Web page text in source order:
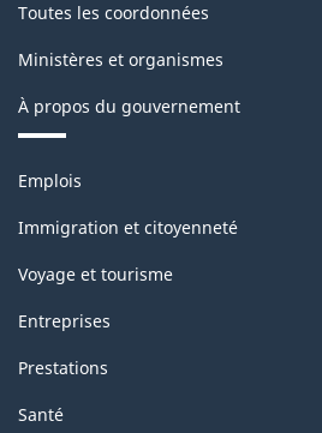
Toutes les coordonnées
Ministères et organismes
À propos du gouvernement
Thèmes
sujets
Emplois
Immigration et citoyenneté
Voyage et tourisme
Entreprises
Prestations
Santé